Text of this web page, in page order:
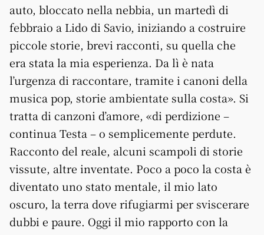
auto, bloccato nella nebbia, un martedì di
febbraio a Lido di Savio, iniziando a costruire
piccole storie, brevi racconti, su quella che
era stata la mia esperienza. Da lì è nata
l’urgenza di raccontare, tramite i canoni della
musica pop, storie ambientate sulla costa». Si
tratta di canzoni d’amore, «di perdizione –
continua Testa – o semplicemente perdute.
Racconto del reale, alcuni scampoli di storie
vissute, altre inventate. Poco a poco la costa è
diventato uno stato mentale, il mio lato
oscuro, la terra dove rifugiarmi per sviscerare
dubbi e paure. Oggi il mio rapporto con la